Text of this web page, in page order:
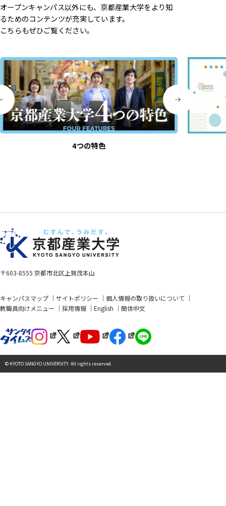
オープンキャンパス以外にも、京都産業大学をより知
るためのコンテンツが充実しています。
こちらもぜひご覧ください。
4つの特色
〒603-8555 京都市北区上賀茂本山
キャンパスマップ サイトポリシー
個人情報の取り扱いについて
教職員向けメニュー
採用情報 English 簡体中文
© KYOTO SANGYO UNIVERSITY. All rights reserved.